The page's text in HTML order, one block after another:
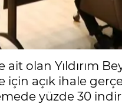
olan Yıldırım
için açık ihale
yüzde 30